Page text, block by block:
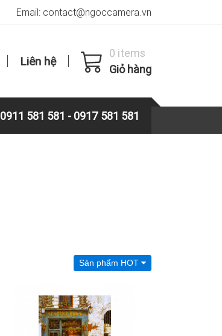
Email: contact@ngoccamera.vn
Liên hệ
0 items
Giỏ hàng
0911 581 581 - 0917 581 581
Sản phẩm HOT